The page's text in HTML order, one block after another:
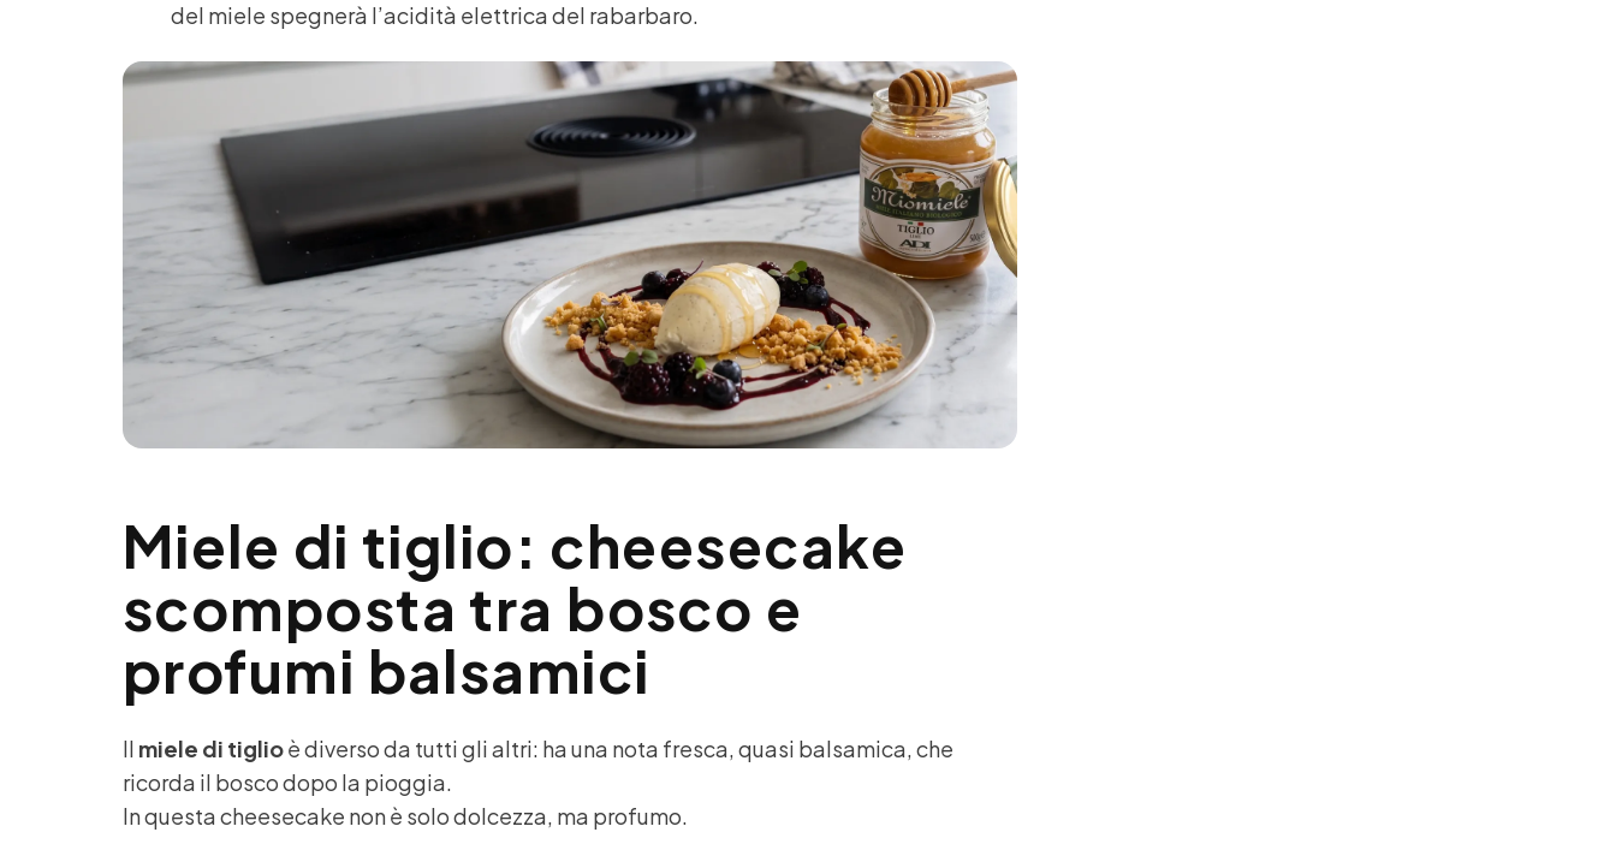
del miele spegnerà l’acidità elettrica del rabarbaro.
Miele di tiglio: cheesecake
scomposta tra bosco e
profumi balsamici
Il miele di tiglioè diverso da tutti gli altri: ha una nota fresca, quasi balsamica, che
ricorda il bosco dopo la pioggia.
In questa cheesecake non è solo dolcezza, ma profumo.